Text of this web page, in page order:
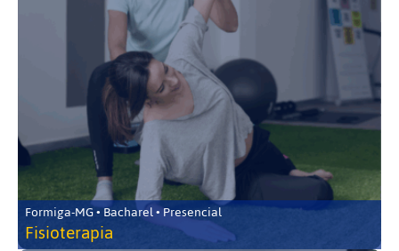
Formiga-MG • Bacharel • Presencial
Fisioterapia